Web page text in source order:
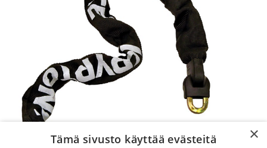
×
Tämä sivusto käyttää evästeitä